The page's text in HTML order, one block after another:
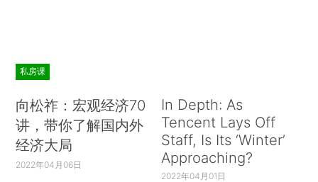
私房课
向松祚：宏观经济70
讲，带你了解国内外
经济大局
2022年04月06日
In Depth: As
Tencent Lays Off
Staff, Is Its ‘Winter’
Approaching?
2022年04月01日